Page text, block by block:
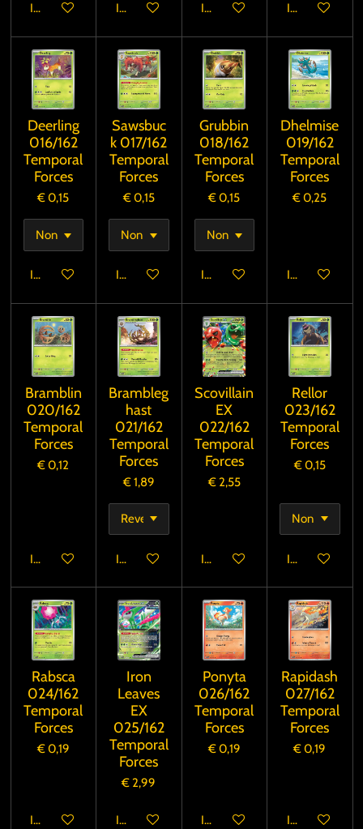
In winkelwagen In winkelwagen In winkelwagen In
Deerling
016/162
Temporal
Forces
€ 0,15
In winkelwagen
Sawsbuc
k 017/162
Temporal
Forces
€ 0,15
In winkelwagen
Grubbin
018/162
Temporal
Forces
€ 0,15
In winkelwagen
Dhelmise
019/162
Temporal
Forces
€ 0,25
In
Bramblin
020/162
Temporal
Forces
€ 0,12
In winkelwagen
Brambleg
hast
021/162
Temporal
Forces
€ 1,89
In winkelwagen
Scovillain
EX
022/162
Temporal
Forces
€ 2,55
In winkelwagen
Rellor
023/162
Temporal
Forces
€ 0,15
In
Rabsca
024/162
Temporal
Forces
€ 0,19
In winkelwagen
Iron
Leaves
EX
025/162
Temporal
Forces
€ 2,99
In winkelwagen
Ponyta
026/162
Temporal
Forces
€ 0,19
In winkelwagen
Rapidash
027/162
Temporal
Forces
€ 0,19
In